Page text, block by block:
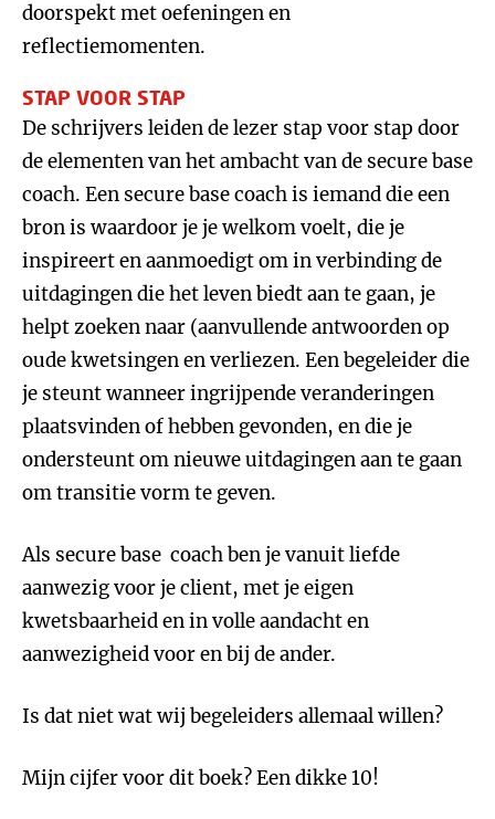
doorspekt met oefeningen en
reflectiemomenten.
STAP VOOR STAP
De schrijvers leiden de lezer stap voor stap door
de elementen van het ambacht van de secure base
coach. Een secure base coach is iemand die een
bron is waardoor je je welkom voelt, die je
inspireert en aanmoedigt om in verbinding de
uitdagingen die het leven biedt aan te gaan, je
helpt zoeken naar (aanvullende antwoorden op
oude kwetsingen en verliezen. Een begeleider die
je steunt wanneer ingrijpende veranderingen
plaatsvinden of hebben gevonden, en die je
ondersteunt om nieuwe uitdagingen aan te gaan
om transitie vorm te geven.
Als secure base coach ben je vanuit liefde
aanwezig voor je client, met je eigen
kwetsbaarheid en in volle aandacht en
aanwezigheid voor en bij de ander.
Is dat niet wat wij begeleiders allemaal willen?
Mijn cijfer voor dit boek? Een dikke 10!